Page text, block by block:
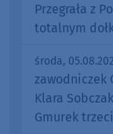
Przegrała z
totalnym
środa,
zawodniczek
Klara
Gmurek